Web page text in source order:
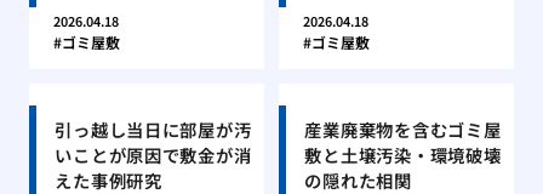
2026.04.18
ゴミ屋敷
2026.04.18
ゴミ屋敷
引っ越し当日に部屋が汚
いことが原因で敷金が消
えた事例研究
産業廃棄物を含むゴミ屋
敷と土壌汚染・環境破壊
の隠れた相関